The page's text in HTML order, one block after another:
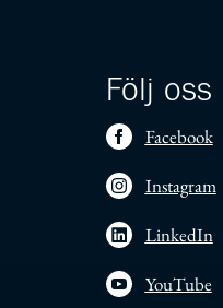
Följ oss
Facebook
Instagram
LinkedIn
YouTube